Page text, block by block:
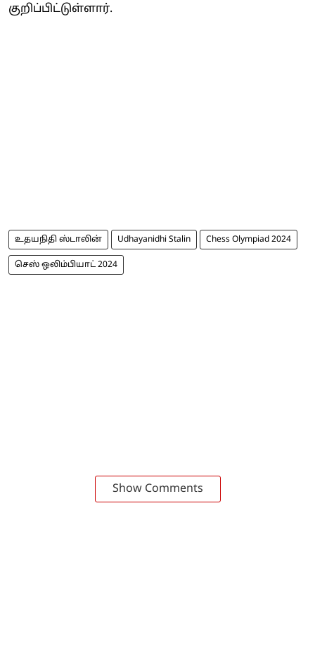
குறிப்பிட்டுள்ளார்.
உதயநிதி ஸ்டாலின் Udhayanidhi Stalin Chess Olympiad 2024
செஸ் ஒலிம்பியாட் 2024
Show Comments